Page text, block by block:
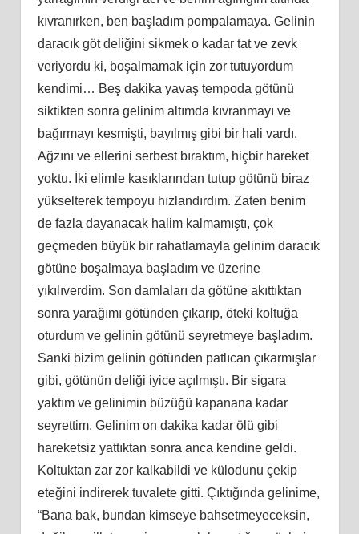
kıvranırken, ben başladım pompalamaya. Gelinin
daracık göt deliğini sikmek o kadar tat ve zevk
veriyordu ki, boşalmamak için zor tutuyordum
kendimi… Beş dakika yavaş tempoda götünü
siktikten sonra gelinim altımda kıvranmayı ve
bağırmayı kesmişti, bayılmış gibi bir hali vardı.
Ağzını ve ellerini serbest bıraktım, hiçbir hareket
yoktu. İki elimle kasıklarından tutup götünü biraz
yükselterek tempoyu hızlandırdım. Zaten benim
de fazla dayanacak halim kalmamıştı, çok
geçmeden büyük bir rahatlamayla gelinim daracık
götüne boşalmaya başladım ve üzerine
yıkılıverdim. Son damlaları da götüne akıttıktan
sonra yarağımı götünden çıkarıp, öteki koltuğa
oturdum ve gelinin götünü seyretmeye başladım.
Sanki bizim gelinin götünden patlıcan çıkarmışlar
gibi, götünün deliği iyice açılmıştı. Bir sigara
yaktım ve gelinimin büzüğü kapanana kadar
seyrettim. Gelinim on dakika kadar ölü gibi
hareketsiz yattıktan sonra anca kendine geldi.
Koltuktan zar zor kalkabildi ve külodunu çekip
eteğini indirerek tuvalete gitti. Çıktığında gelinime,
“Bana bak, bundan kimseye bahsetmeyeceksin,